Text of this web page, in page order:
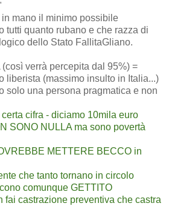
mano il minimo possibile
tutti quanto rubano e che razza di
dello Stato FallitaGliano.
verrà percepita dal 95%) =
liberista (massimo insulto in Italia...)
solo una persona pragmatica e non
cifra - diciamo 10mila euro
SONO NULLA ma sono povertà
METTERE BECCO in
che tanto tornano in circolo
comunque GETTITO
fai castrazione preventiva che castra